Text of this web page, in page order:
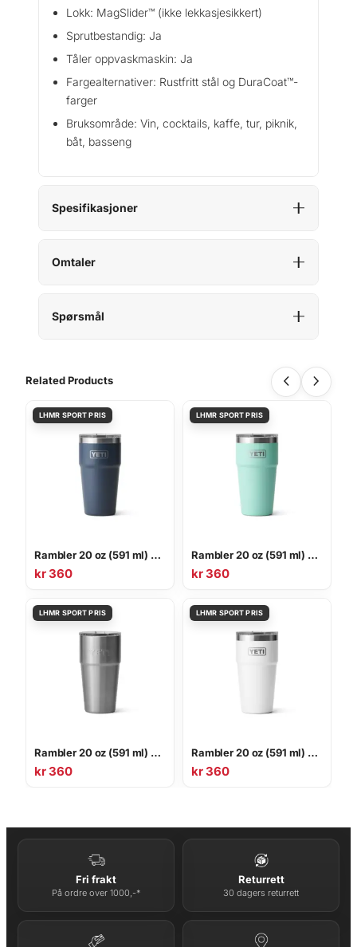
Lokk: MagSlider™ (ikke lekkasjesikkert)
Sprutbestandig: Ja
Tåler oppvaskmaskin: Ja
Fargealternativer: Rustfritt stål og DuraCoat™-
farger
Bruksområde: Vin, cocktails, kaffe, tur, piknik,
båt, basseng
Spesifikasjoner
Omtaler
Spørsmål
Related Products
Rambler 20 oz (591 ml) Stackable Cup
kr360
Rambler 20 oz (591 ml) Stackable Cup
kr360
Rambler 20 oz (591 ml) Stackable Cup
kr360
Rambler 20 oz (591 ml) Stackable Cup
kr360
Fri frakt
På ordre over 1000,-*
Returrett
30 dagers returrett